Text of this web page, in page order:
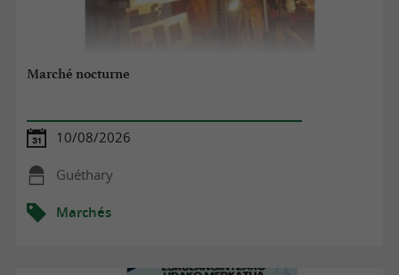
Marché nocturne
10/08/2026
Guéthary
Marchés